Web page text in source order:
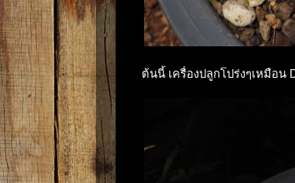
ต้นนี้ เครื่องปลูกโปร่งๆเหมือน